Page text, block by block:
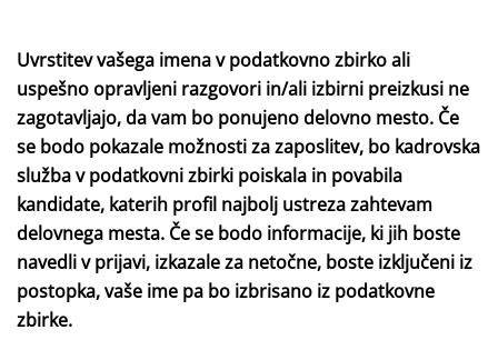
Uvrstitev vašega imena v podatkovno zbirko ali
uspešno opravljeni razgovori in/ali izbirni preizkusi ne
zagotavljajo, da vam bo ponujeno delovno mesto. Če
se bodo pokazale možnosti za zaposlitev, bo kadrovska
služba v podatkovni zbirki poiskala in povabila
kandidate, katerih profil najbolj ustreza zahtevam
delovnega mesta. Če se bodo informacije, ki jih boste
navedli v prijavi, izkazale za netočne, boste izključeni iz
postopka, vaše ime pa bo izbrisano iz podatkovne
zbirke.